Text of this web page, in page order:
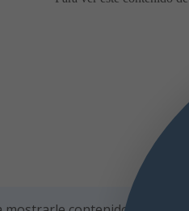
para la
en la calle, con el